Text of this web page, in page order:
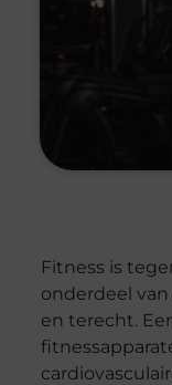
Fitness is
onderdeel
en terecht.